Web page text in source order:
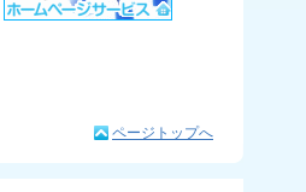
ページトップへ